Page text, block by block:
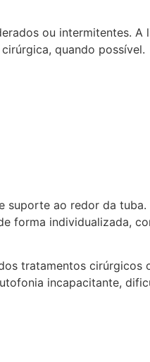
ou intermitentes. A
quando possível.
suporte ao redor da tuba.
forma individualizada,
tratamentos cirúrgicos
incapacitante,